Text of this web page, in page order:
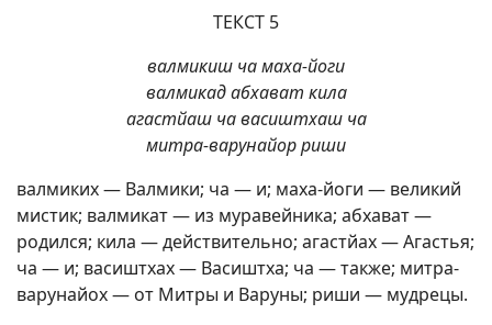
ТЕКСТ 5
валмикиш ча маха-йоги
валмикад абхават кила
агастйаш ча васиштхаш ча
митра-варунайор риши
валмиких — Валмики; ча — и; маха-йоги — великий
мистик; валмикат — из муравейника; абхават —
родился; кила — действительно; агастйах — Агастья;
ча — и; васиштхах — Васиштха; ча — также; митра-
варунайох — от Митры и Варуны; риши — мудрецы.